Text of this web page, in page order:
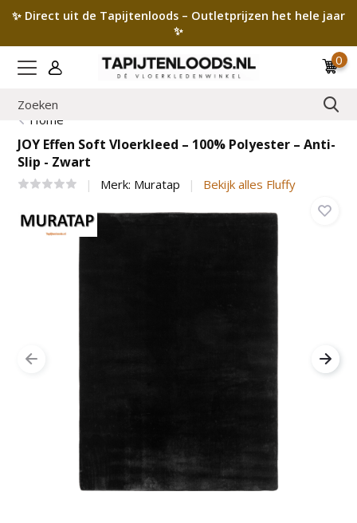
✨ Direct uit de Tapijtenloods – Outletprijzen het hele jaar
✨
0
Home
JOY Effen Soft Vloerkleed – 100% Polyester – Anti-
Slip - Zwart
Merk: Muratap Bekijk alles Fluffy